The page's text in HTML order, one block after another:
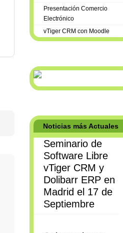
Presentación Comercio
Electrónico
vTiger CRM con Moodle
Noticias más Actuales
Seminario de
Software Libre
vTiger CRM y
Dolibarr ERP en
Madrid el 17 de
Septiembre